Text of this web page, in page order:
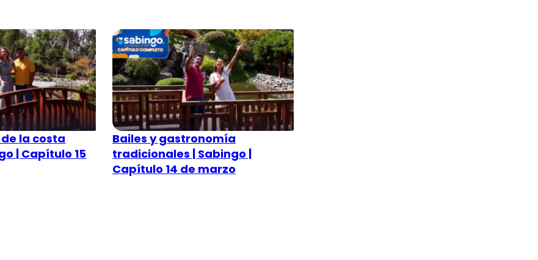
la costa
| Capítulo 15
Bailes y gastronomía
tradicionales | Sabingo |
Capítulo 14 de marzo